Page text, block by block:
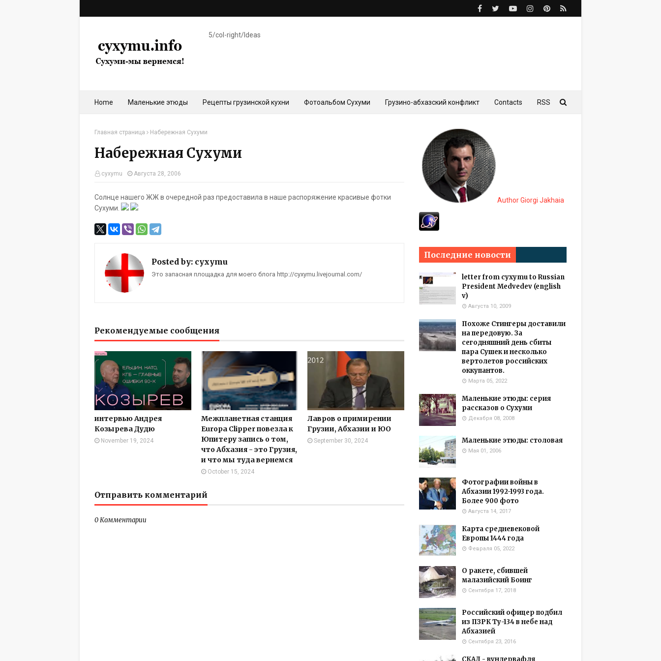
5/col-right/Ideas
Home Маленькие этюды Рецепты грузинской кухни Фотоальбом Сухуми Грузино-абхазский конфликт Contacts RSS
Главная страница Набережная Сухуми
Набережная Сухуми
cyxymu Августа 28, 2006
Солнце нашего ЖЖ в очередной раз предоставила в наше распоряжение красивые фотки
Сухуми.
Posted by: cyxymu
Это запасная площадка для моего блога http://cyxymu.livejournal.com/
Рекомендуемые сообщения
интервью Андрея
Козырева Дудю
November 19, 2024
Межпланетная станция
Europa Clipper повезла к
Юпитеру запись о том,
что Абхазия - это Грузия,
и что мы туда вернемся
October 15, 2024
Лавров о примирении
Грузии, Абхазии и ЮО
September 30, 2024
Отправить комментарий
0 Комментарии
Author Giorgi Jakhaia
Последние новости
letter from cyxymu to Russian
President Medvedev (english
v)
Августа 10, 2009
Похоже Стингеры доставили
на передовую. За
сегодняшний день сбиты
пара Сушек и несколько
вертолетов российских
оккупантов.
Марта 05, 2022
Маленькие этюды: серия
рассказов о Сухуми
Декабря 08, 2008
Маленькие этюды: столовая
Мая 01, 2006
Фотографии войны в
Абхазии 1992-1993 года.
Более 900 фото
Августа 14, 2017
Карта средневековой
Европы 1444 года
Февраля 05, 2022
О ракете, сбившей
малазийский Боинг
Сентября 17, 2018
Российский офицер подбил
из ПЗРК Ту-134 в небе над
Абхазией
Сентября 23, 2016
СКАД - вундервафля